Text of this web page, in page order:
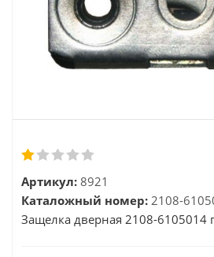
Артикул: 8921
Каталожный номер: 2108-
Защелка дверная 2108-6105014